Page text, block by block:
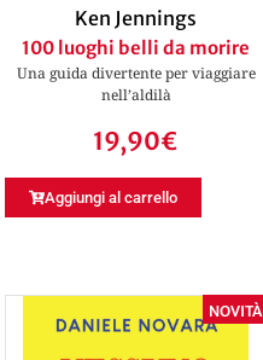
Ken Jennings
100 luoghi belli da morire
Una guida divertente per viaggiare
nell’aldilà
19,90€
Aggiungi al carrello
NOVITÀ